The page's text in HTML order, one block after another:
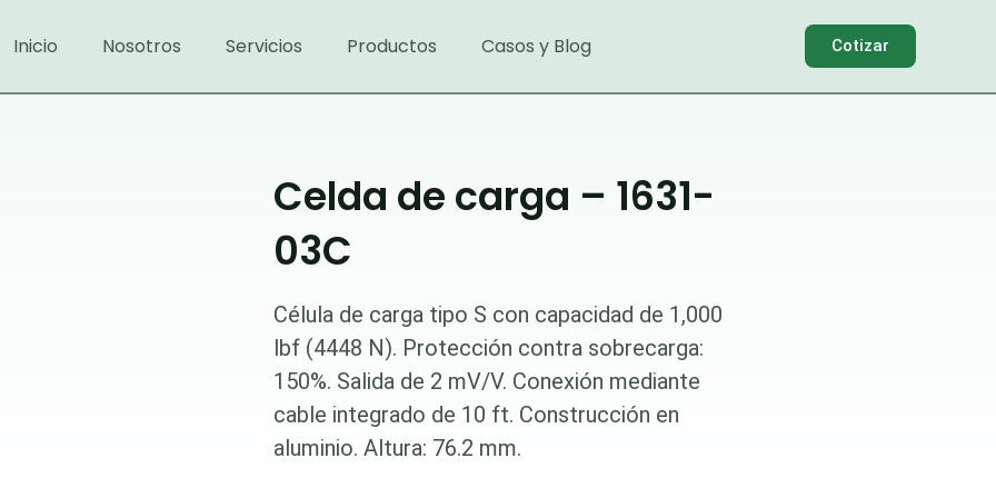
Inicio Nosotros Servicios Productos Casos y Blog Cotizar
Celda de carga – 1631-
03C
Célula de carga tipo S con capacidad de 1,000
lbf (4448 N). Protección contra sobrecarga:
150%. Salida de 2 mV/V. Conexión mediante
cable integrado de 10 ft. Construcción en
aluminio. Altura: 76.2 mm.